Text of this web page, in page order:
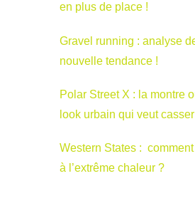
en plus de place !
Gravel running : analyse
nouvelle tendance !
Polar Street X : la montre
look urbain qui veut
Western States :
à l’extrême chaleur ?